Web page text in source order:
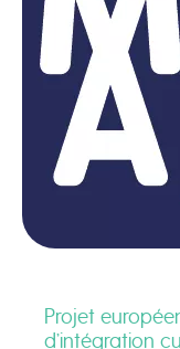
Projet
d’intégration